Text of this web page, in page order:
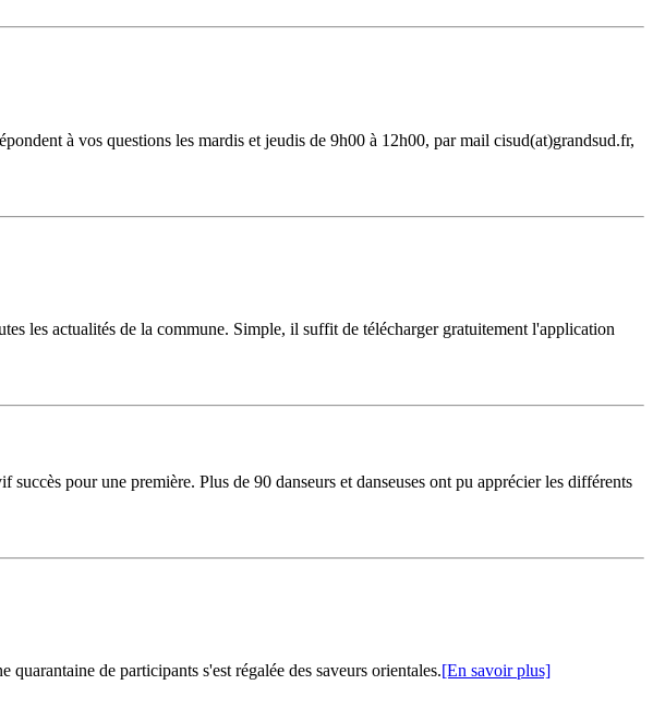
à vos questions les mardis et jeudis de 9h00 à 12h00, par mail cisud(at)grandsud.fr,
les actualités de la commune. Simple, il suffit de télécharger gratuitement l'application
pour une première. Plus de 90 danseurs et danseuses ont pu apprécier les différents
de participants s'est régalée des saveurs orientales.[En savoir plus]